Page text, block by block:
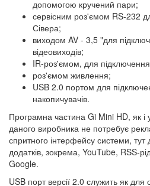
допомогою кручений пари;
сервісним роз'ємом RS-232
Сівера;
виходом AV - 3,5 "для
відеовиходів;
IR-роз'ємом, для
роз'ємом живлення;
USB 2.0 портом для
накопичувачів.
Програмна частина Gi Mini HD, як і
даного виробника не потребує
спритного інтерфейсу системи,
додатків, зокрема, YouTube, RSS-
Google.
USB порт версії 2.0 служить як